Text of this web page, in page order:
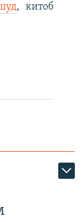
, китоб